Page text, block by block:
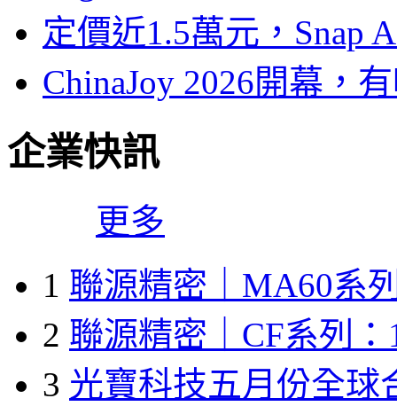
定價近1.5萬元，Snap
ChinaJoy 2026開幕，
企業快訊
更多
1 聯源精密｜MA60系
2 聯源精密｜CF系列：
3 光寶科技五月份全球